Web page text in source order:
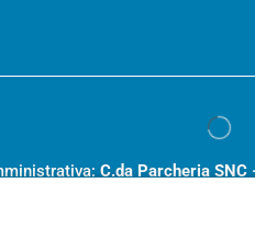
C.da Parcheria SNC